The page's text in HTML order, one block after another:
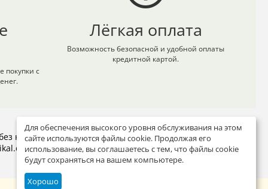
покупки с
Лёгкая оплата
Возможность безопасной и удобной оплаты
кредитной картой.
компромиссов в качестве и доставляет прямо по вашему
.
Для обеспечения высокого уровня обслуживания на этом
сайте используются файлы cookie. Продолжая его
использование, вы соглашаетесь с тем, что файлы cookie
будут сохраняться на вашем компьютере.
Хорошо